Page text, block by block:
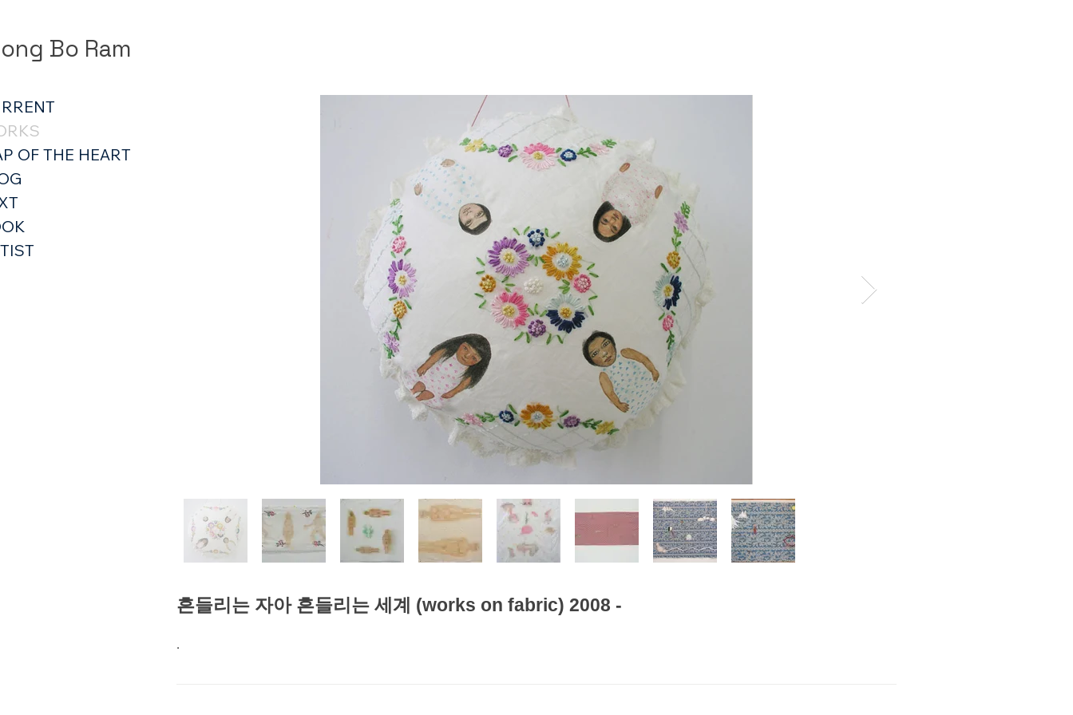
Bo Ram
흔들리는 자아 흔들리는 세계 (works on fabric) 2008 -
.
OF THE HEART